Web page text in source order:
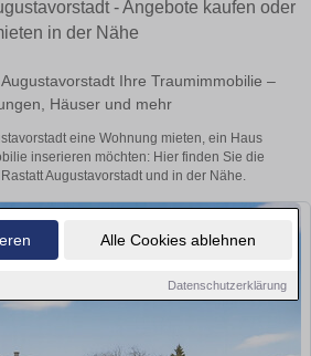
Alle Cookies ablehnen
Datenschutzerklärung
- Angebote kaufen oder
in der Nähe
Ihre Traumimmobilie –
Häuser und mehr
eine Wohnung mieten, ein Haus
inserieren möchten: Hier finden Sie die
Augustavorstadt und in der Nähe.